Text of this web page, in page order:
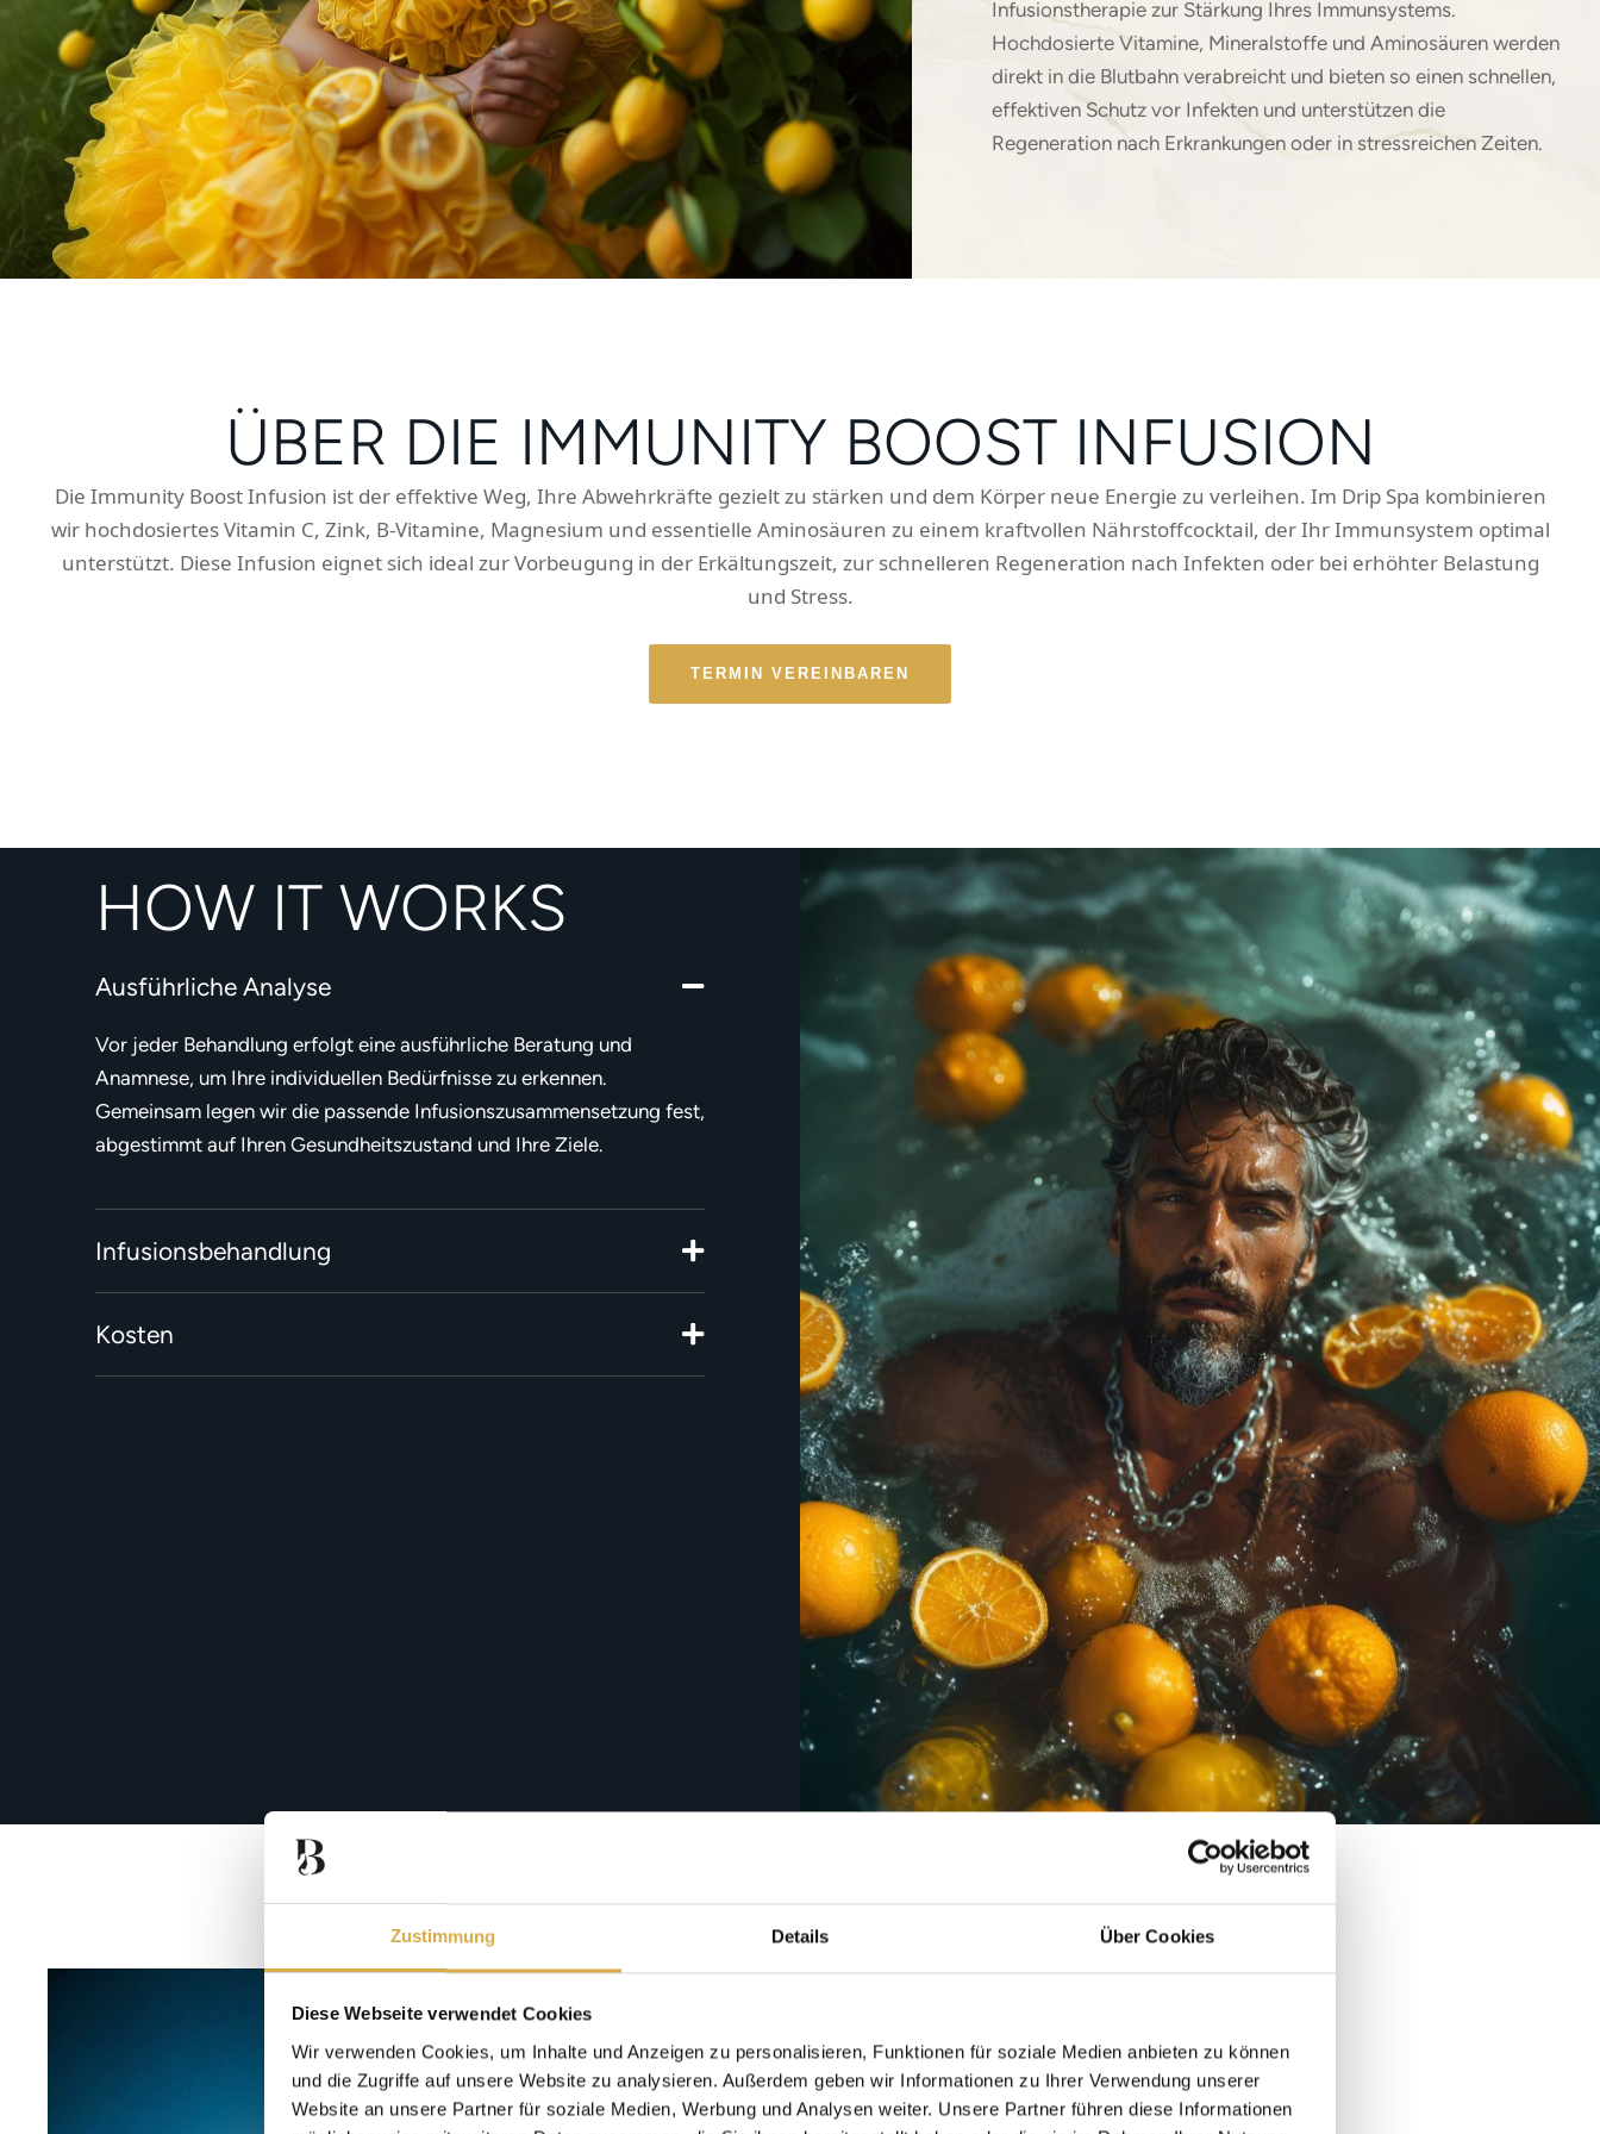
Zustimmung Details Über Cookies
Diese Webseite verwendet Cookies
Wir verwenden Cookies, um Inhalte und Anzeigen zu personalisieren, Funktionen für soziale Medien anbieten zu können
und die Zugriffe auf unsere Website zu analysieren. Außerdem geben wir Informationen zu Ihrer Verwendung unserer
Website an unsere Partner für soziale Medien, Werbung und Analysen weiter. Unsere Partner führen diese Informationen
Infusionstherapie zur Stärkung Ihres Immunsystems.
Hochdosierte Vitamine, Mineralstoffe und Aminosäuren werden
direkt in die Blutbahn verabreicht und bieten so einen schnellen,
effektiven Schutz vor Infekten und unterstützen die
Regeneration nach Erkrankungen oder in stressreichen Zeiten.
ÜBER DIE IMMUNITY BOOST INFUSION
Die Immunity Boost Infusion ist der effektive Weg, Ihre Abwehrkräfte gezielt zu stärken und dem Körper neue Energie zu verleihen. Im Drip Spa kombinieren
wir hochdosiertes Vitamin C, Zink, B-Vitamine, Magnesium und essentielle Aminosäuren zu einem kraftvollen Nährstoffcocktail, der Ihr Immunsystem optimal
unterstützt. Diese Infusion eignet sich ideal zur Vorbeugung in der Erkältungszeit, zur schnelleren Regeneration nach Infekten oder bei erhöhter Belastung
und Stress.
TERMIN VEREINBAREN
HOW IT WORKS
Ausführliche Analyse
Vor jeder Behandlung erfolgt eine ausführliche Beratung und
Anamnese, um Ihre individuellen Bedürfnisse zu erkennen.
Gemeinsam legen wir die passende Infusionszusammensetzung fest,
abgestimmt auf Ihren Gesundheitszustand und Ihre Ziele.
Infusionsbehandlung
Kosten
SICH DIE